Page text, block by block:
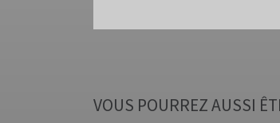
VOUS POURREZ AUSSI